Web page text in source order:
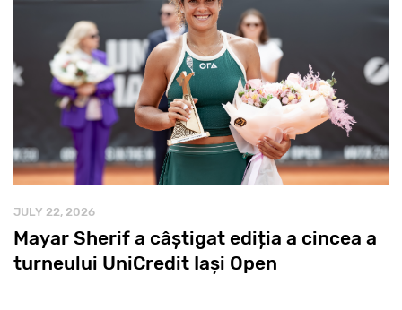
JULY 22, 2026
Mayar Sherif a câștigat ediția a cincea a
turneului UniCredit Iași Open